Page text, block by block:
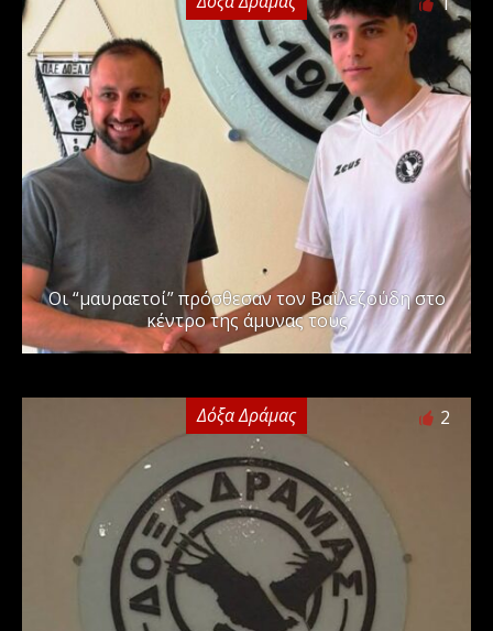
Οι “μαυραετοί” πρόσθεσαν τον Βαϊλεζούδη στο
κέντρο της άμυνας τους
Δόξα Δράμας 2